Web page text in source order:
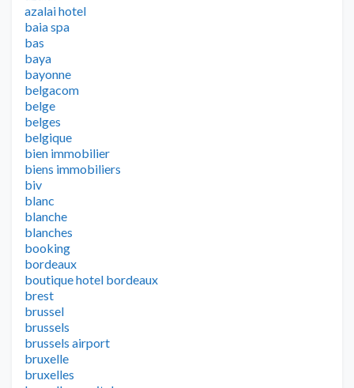
azalai hotel
baia spa
bas
baya
bayonne
belgacom
belge
belges
belgique
bien immobilier
biens immobiliers
biv
blanc
blanche
blanches
booking
bordeaux
boutique hotel bordeaux
brest
brussel
brussels
brussels airport
bruxelle
bruxelles